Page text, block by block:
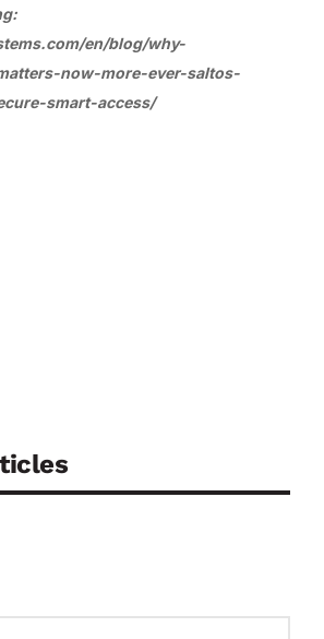
en/blog/why-
now-more-ever-saltos-
smart-access/